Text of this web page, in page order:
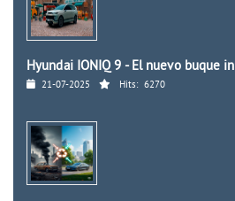
Hyundai IONIQ 9 - El nuevo buque in
21-07-2025 Hits: 6270